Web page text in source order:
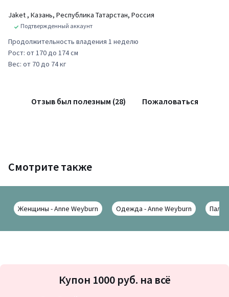
Jaket , Казань, Республика Татарстан, Россия
Подтвержденный аккаунт
Продолжительность владения 1 неделю
Рост: от 170 до 174 см
Вес: от 70 до 74 кг
Отзыв был полезным (28) Пожаловаться
Смотрите также
Женщины - Anne Weyburn Одежда - Anne Weyburn
на
Купон 1000 руб. на всё